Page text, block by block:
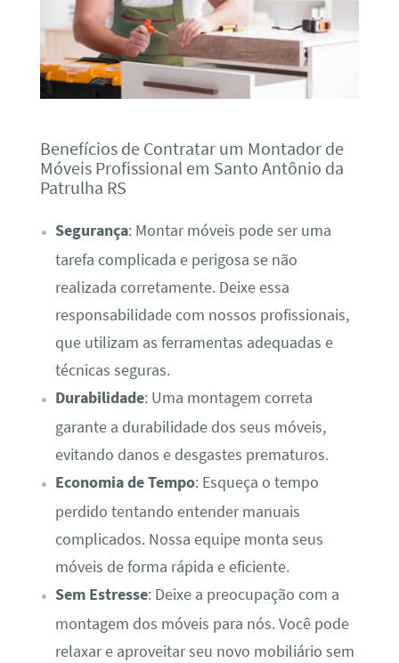
Benefícios de Contratar um Montador de
Móveis Profissional em Santo Antônio da
Patrulha RS
Segurança: Montar móveis pode ser uma
tarefa complicada e perigosa se não
realizada corretamente. Deixe essa
responsabilidade com nossos profissionais,
que utilizam as ferramentas adequadas e
técnicas seguras.
Durabilidade: Uma montagem correta
garante a durabilidade dos seus móveis,
evitando danos e desgastes prematuros.
Economia de Tempo: Esqueça o tempo
perdido tentando entender manuais
complicados. Nossa equipe monta seus
móveis de forma rápida e eficiente.
Sem Estresse: Deixe a preocupação com a
montagem dos móveis para nós. Você pode
relaxar e aproveitar seu novo mobiliário sem